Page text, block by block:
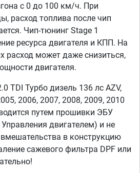
с 0 до 100 км/ч. При
расход топлива после чип
Чип-тюнинг Stage 1
ресурса двигателя и КПП. На
расход может даже снизиться,
двигателя.
TDI Турбо дизель 136 лс AZV,
2006, 2007, 2008, 2009, 2010
путем прошивки ЭБУ
двигателем) и не
в конструкцию
сажевого фильтра DPF или